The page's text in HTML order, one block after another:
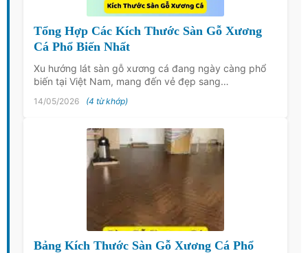
Tổng Hợp Các Kích Thước Sàn Gỗ Xương
Cá Phổ Biến Nhất
Xu hướng lát sàn gỗ xương cá đang ngày càng phổ
biến tại Việt Nam, mang đến vẻ đẹp sang…
14/05/2026 (4 từ khớp)
Bảng Kích Thước Sàn Gỗ Xương Cá Phổ